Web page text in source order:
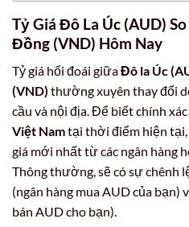
Tỷ Giá Đô La Úc (AUD)
Đồng (VND) Hôm Nay
Tỷ giá hối đoái giữaĐô la Úc
(VND) thường xuyên thay đổi
cầu và nội địa. Để biết chính xác
Việt Namtại thời điểm hiện tại,
giá mới nhất từ các ngân hàng
Thông thường, sẽ có sự chênh
(ngân hàng mua AUD của bạn)
bán AUD cho bạn).